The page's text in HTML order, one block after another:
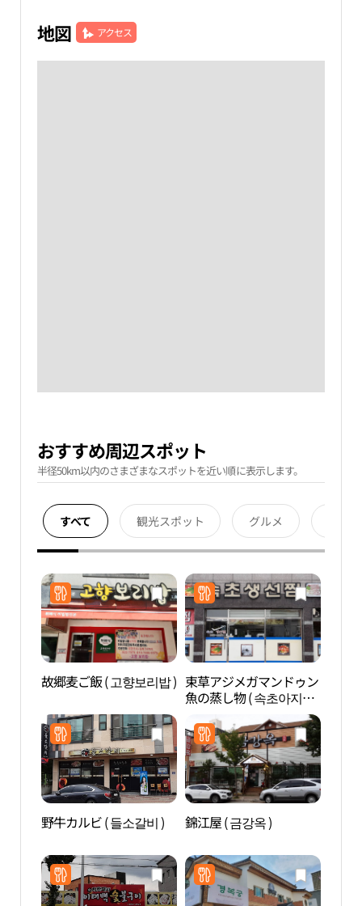
地図 アクセス
おすすめ周辺スポット
半径50km以内のさまざまなスポットを近い順に表示します。
すべて 観光スポット グルメ
故郷麦ご飯 ( 고향보리밥 ) 束草アジメガマンドゥン
魚の蒸し物 ( 속초아지매
가만든생선찜 )
野牛カルビ ( 들소갈비 ) 錦江屋 ( 금강옥 )